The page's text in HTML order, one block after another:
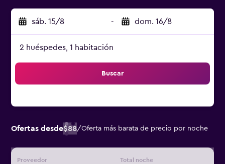
sáb. 15/8 - dom. 16/8
2 huéspedes, 1 habitación
Buscar
Ofertas desde$88/Oferta más barata de precio por noche
Proveedor Total noche